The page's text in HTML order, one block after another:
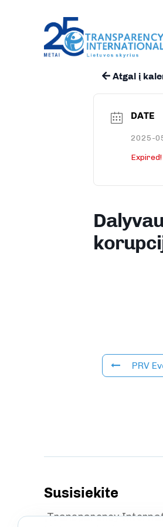
Atgal į
DATE
2025-
Expired!
PRV
Susisiekite
„Transparency